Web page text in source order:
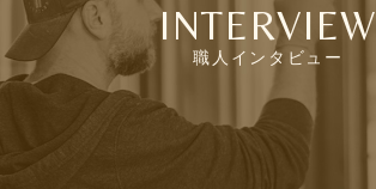
INTERVIEW
職人インタビュー